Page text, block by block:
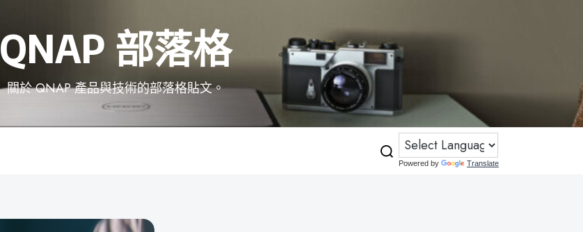
QNAP 部落格
關於 QNAP 產品與技術的部落格貼文。
Powered by Translate